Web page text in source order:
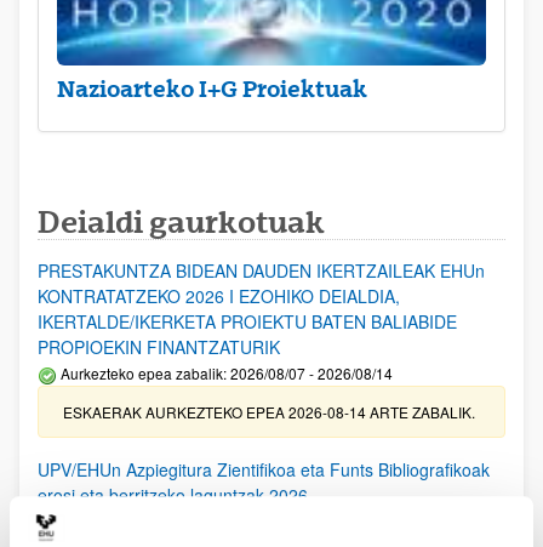
Nazioarteko I+G Proiektuak
Deialdi gaurkotuak
PRESTAKUNTZA BIDEAN DAUDEN IKERTZAILEAK EHUn
KONTRATATZEKO 2026 I EZOHIKO DEIALDIA,
IKERTALDE/IKERKETA PROIEKTU BATEN BALIABIDE
PROPIOEKIN FINANTZATURIK
Aurkezteko epea zabalik: 2026/08/07 - 2026/08/14
ESKAERAK AURKEZTEKO EPEA 2026-08-14 ARTE ZABALIK.
UPV/EHUn Azpiegitura Zientifikoa eta Funts Bibliografikoak
erosi eta berritzeko laguntzak 2026